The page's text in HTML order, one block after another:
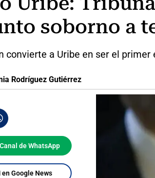
soborno a
convierte a Uribe en ser el
Rodríguez Gutiérrez
de WhatsApp
en Google News